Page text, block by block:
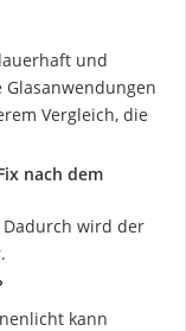
und
Vergleich, die
nach dem
Dadurch wird der
kann